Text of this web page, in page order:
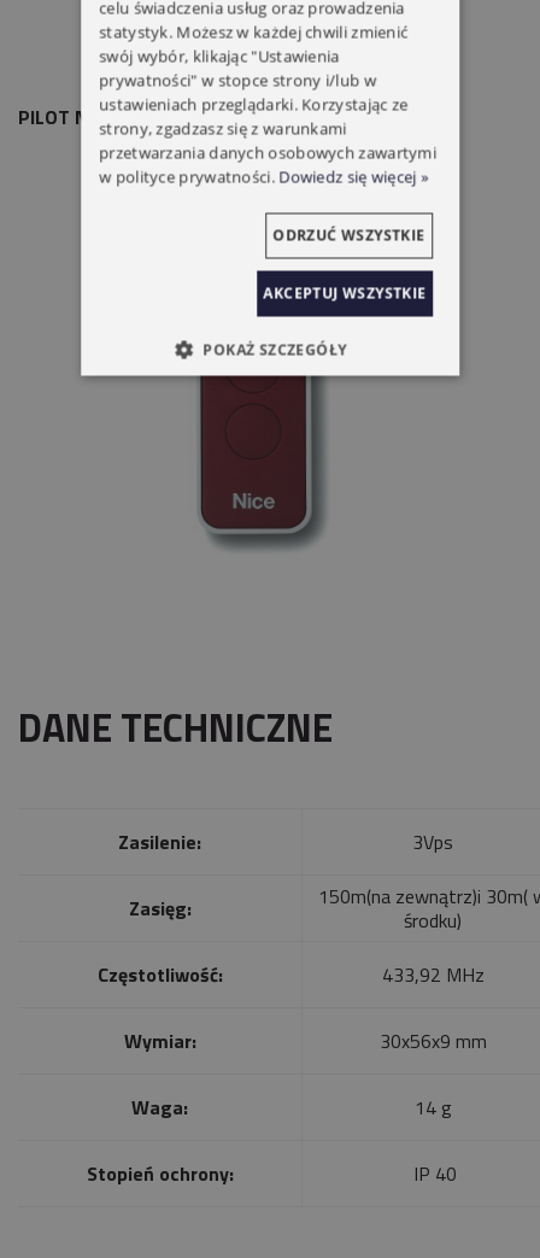
PILOT NICE INTI2R 2-KANAŁOWY
DANE TECHNICZNE
Zasilenie: 3Vps
Zasięg:
150m(na zewnątrz)i 30m(
środku)
Częstotliwość:
433,92 MHz
Wymiar: 30x56x9 mm
Waga: 14 g
Stopień ochrony: IP 40
celu świadczenia usług oraz prowadzenia
statystyk. Możesz w każdej chwili zmienić
swój wybór, klikając "Ustawienia
prywatności" w stopce strony i/lub w
ustawieniach przeglądarki. Korzystając ze
strony, zgadzasz się z warunkami
przetwarzania danych osobowych zawartymi
w polityce prywatności. Dowiedz się więcej »
AKCEPTUJ WSZYSTKIE
ODRZUĆ WSZYSTKIE
POKAŻ SZCZEGÓŁY